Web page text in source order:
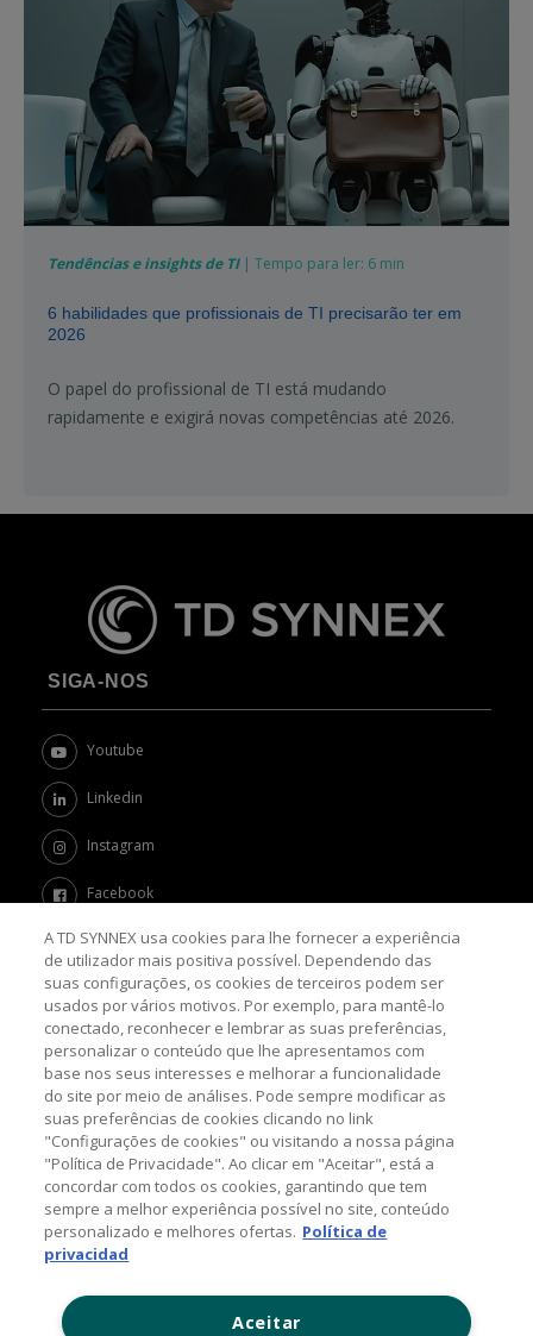
Tendências e insights de TI| Tempo para ler: 6 min
6 habilidades que profissionais de TI precisarão ter em
2026
O papel do profissional de TI está mudando
rapidamente e exigirá novas competências até 2026.
SIGA-NOS
Youtube
Linkedin
Instagram
Facebook
Twitter
Channel Academy
SOBRE O BLOG
Nosso objetivo é levar até você as principais informações e
tendências sobre o mercado de TI, com a missão de mantê-lo
atualizado sobre as últimas novidades do universo da tecnologia.
© 2026 TD SYNNEX Corporation, 44201 Nobel Drive,
Fremont, CA 94538, USA, Tel: +1 954 308 0570
Contato: (11) 5525-7300
A TD SYNNEX usa cookies para lhe fornecer a experiência
de utilizador mais positiva possível. Dependendo das
suas configurações, os cookies de terceiros podem ser
usados por vários motivos. Por exemplo, para mantê-lo
conectado, reconhecer e lembrar as suas preferências,
personalizar o conteúdo que lhe apresentamos com
base nos seus interesses e melhorar a funcionalidade
do site por meio de análises. Pode sempre modificar as
suas preferências de cookies clicando no link
"Configurações de cookies" ou visitando a nossa página
"Política de Privacidade". Ao clicar em "Aceitar", está a
concordar com todos os cookies, garantindo que tem
sempre a melhor experiência possível no site, conteúdo
personalizado e melhores ofertas. Política de
privacidad
Aceitar